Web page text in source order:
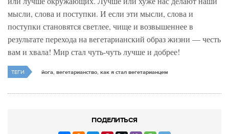
мысли, слова и поступки. И если эти мысли, слова и
поступки становятся светлее, чище и возвышеннее в
результате перехода на вегетарианский образ жизни — честь
вам и хвала! Мир стал чуть-чуть лучше и добрее!
ТЕГИ йога, вегетарианство, как я стал вегетарианцем
ПОДЕЛИТЬСЯ